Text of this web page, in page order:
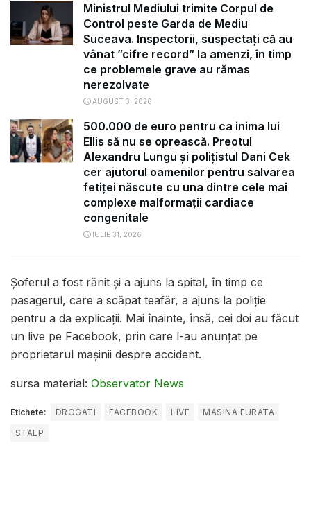
Ministrul Mediului trimite Corpul de
Control peste Garda de Mediu
Suceava. Inspectorii, suspectați că au
vânat ”cifre record” la amenzi, în timp
ce problemele grave au rămas
nerezolvate
AUGUST 3, 2026
500.000 de euro pentru ca inima lui
Ellis să nu se oprească. Preotul
Alexandru Lungu și polițistul Dani Cek
cer ajutorul oamenilor pentru salvarea
fetiței născute cu una dintre cele mai
complexe malformații cardiace
congenitale
IULIE 31, 2026
Şoferul a fost rănit şi a ajuns la spital, în timp ce
pasagerul, care a scăpat teafăr, a ajuns la poliţie
pentru a da explicaţii. Mai înainte, însă, cei doi au făcut
un live pe Facebook, prin care l-au anunţat pe
proprietarul maşinii despre accident.
sursa material: Observator News
Etichete: DROGATI FACEBOOK LIVE
MASINA FURATA
STALP